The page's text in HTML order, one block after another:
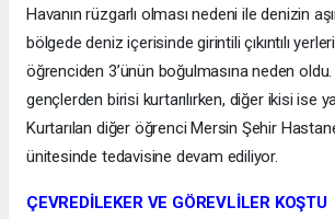
Havanın rüzgarlı olması nedeni ile denizin
bölgede deniz içerisinde girintili çıkıntılı
öğrenciden 3’ünün boğulmasına neden oldu.
gençlerden birisi kurtarılırken, diğer ikisi ise
Kurtarılan diğer öğrenci Mersin Şehir
ünitesinde tedavisine devam ediliyor.
ÇEVREDİLEKER VE GÖREVLİLER KOŞTU